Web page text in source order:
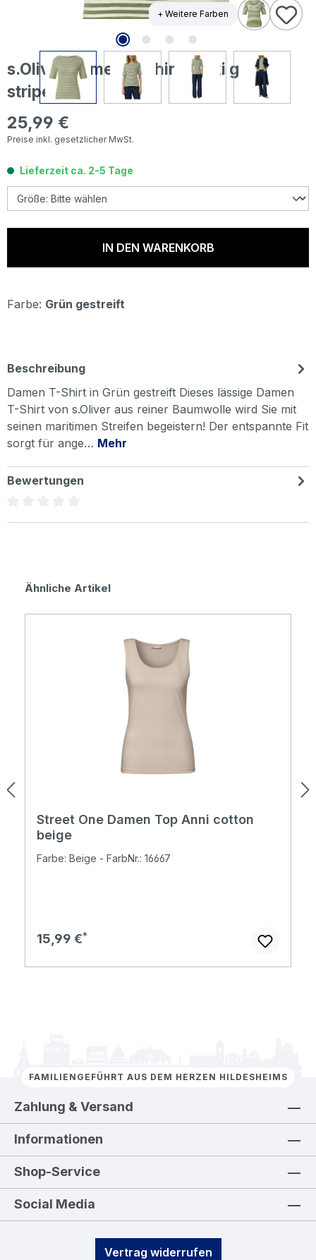
+ Weitere Farben
s.Oliver Damen T-Shirt khaki green
stripes
Regulärer Preis:
25,99 €
Preise inkl. gesetzlicher MwSt.
Lieferzeit ca. 2-5 Tage
IN DEN WARENKORB
Farbe: Grün gestreift
Beschreibung
Damen T-Shirt in Grün gestreift Dieses lässige Damen
T-Shirt von s.Oliver aus reiner Baumwolle wird Sie mit
seinen maritimen Streifen begeistern! Der entspannte Fit
sorgt für ange… Mehr
Bewertungen
Produktgalerie überspringen
Ähnliche Artikel
Street One Damen Top Anni cotton
beige
Farbe: Beige - FarbNr.: 16667
Regulärer Preis:
15,99 €
FAMILIENGEFÜHRT AUS DEM HERZEN HILDESHEIMS
Zahlung & Versand
Informationen
Shop-Service
Social Media
Vertrag widerrufen